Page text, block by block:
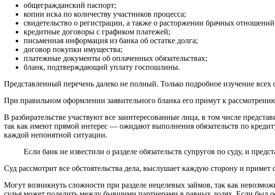
общегражданский паспорт;
копии иска по количеству участников процесса;
свидетельство о регистрации, а также о расторжении брачных
кредитные договоры с графиком платежей;
письменная информация из банка об остатке долга;
договор покупки имущества;
платежные документы об оплаченных обязательствах;
бланк, подтверждающий уплату госпошлины.
Представленный перечень далеко не полный. Только подробное изучение всех
При правильном оформлении заявительного бланка его примут к
В разбирательстве участвуют все заинтересованные лица, в том числе
так как имеют прямой интерес — ожидают выполнения обязательств по
каждой непонятной ситуации.
Если банк не известили о разделе обязательств супругов по суду, и
Суд рассмотрит все обстоятельства дела, выслушает каждую сторону и примет
Могут возникнуть сложности при разделе нецелевых займов, так как